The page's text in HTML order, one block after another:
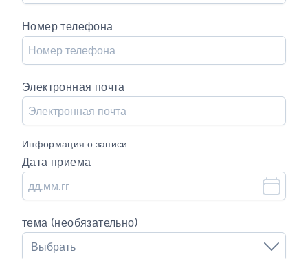
Номер телефона
Электронная почта
Информация о записи
Дата приема
тема (необязательно)
Выбрать